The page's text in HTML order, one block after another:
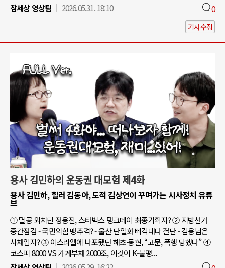
참세상 영상팀
2026.05.31. 18:10 0
기사수정
용사 김민하의 운동권 대모험 제4화
용사 김민하, 힐러 김동아, 도적 김상연이 꾸며가는 시사정치 유튜
브
① 멸공 외치던 정용진, 스타벅스 탱크데이 최종기획자? ② 지방선거
중간점검 - 국민의힘 맹추격? - 울산 단일화 삐걱대다 결단 - 김용남은
사채업자? ③ 이스라엘에 나포됐던 해초·동현, “고문, 폭행 당했다” ④
코스피 8000 VS 가계부채 2000조, 이것이 K-불평...